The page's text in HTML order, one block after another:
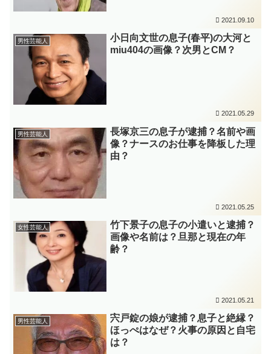
2021.09.10
男性芸能人
小日向文世の息子(春平)の大河と
miu404の画像？次男とCM？
2021.05.29
男性芸能人
長塚京三の息子が逮捕？名前や画
像？ナースのお仕事を降板した理
由？
2021.05.25
女性芸能人
竹下景子の息子の小遣いと逮捕？
画像や名前は？旦那と現在の年
齢？
2021.05.21
男性芸能人
宍戸錠の娘が逮捕？息子と絶縁？
ほっぺはなぜ？火事の原因と自宅
は？